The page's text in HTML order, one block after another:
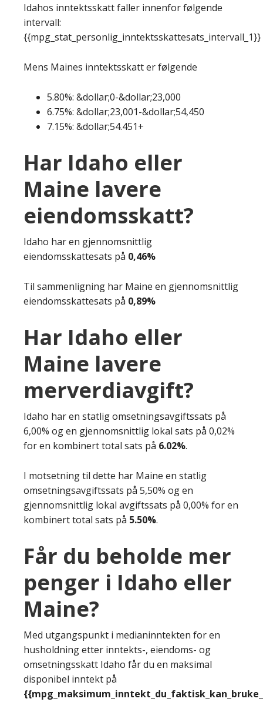
Idahos inntektsskatt faller innenfor følgende
intervall:
{{mpg_stat_personlig_inntektsskattesats_intervall_1}}
Mens Maines inntektsskatt er følgende
5.80%: &dollar;0-&dollar;23,000
6.75%: &dollar;23,001-&dollar;54,450
7.15%: &dollar;54.451+
Har Idaho eller
Maine lavere
eiendomsskatt?
Idaho har en gjennomsnittlig
eiendomsskattesats på 0,46%
Til sammenligning har Maine en gjennomsnittlig
eiendomsskattesats på 0,89%
Har Idaho eller
Maine lavere
merverdiavgift?
Idaho har en statlig omsetningsavgiftssats på
6,00% og en gjennomsnittlig lokal sats på 0,02%
for en kombinert total sats på 6.02%.
I motsetning til dette har Maine en statlig
omsetningsavgiftssats på 5,50% og en
gjennomsnittlig lokal avgiftssats på 0,00% for en
kombinert total sats på 5.50%.
Får du beholde mer
penger i Idaho eller
Maine?
Med utgangspunkt i medianinntekten for en
husholdning etter inntekts-, eiendoms- og
omsetningsskatt Idaho får du en maksimal
disponibel inntekt på